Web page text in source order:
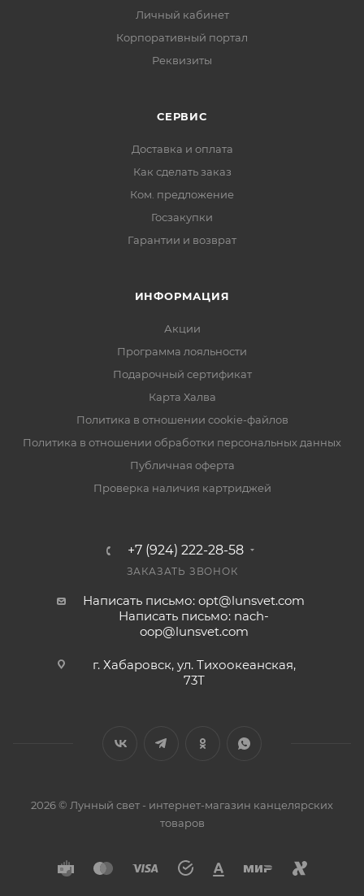
Личный кабинет
Корпоративный портал
Реквизиты
СЕРВИС
Доставка и оплата
Как сделать заказ
Ком. предложение
Госзакупки
Гарантии и возврат
ИНФОРМАЦИЯ
Акции
Программа лояльности
Подарочный сертификат
Карта Халва
Политика в отношении cookie-файлов
Политика в отношении обработки персональных данных
Публичная оферта
Проверка наличия картриджей
+7 (924) 222-28-58
ЗАКАЗАТЬ ЗВОНОК
Написать письмо: opt@lunsvet.com
Написать письмо: nach-
oop@lunsvet.com
г. Хабаровск, ул. Тихоокеанская,
73Т
2026 © Лунный свет - интернет-магазин канцелярских
товаров